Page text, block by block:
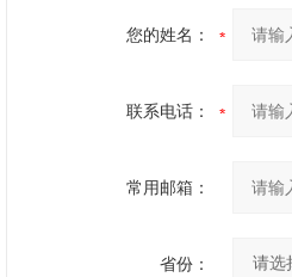
您的姓名：
联系电话：
常用邮箱：
省份：